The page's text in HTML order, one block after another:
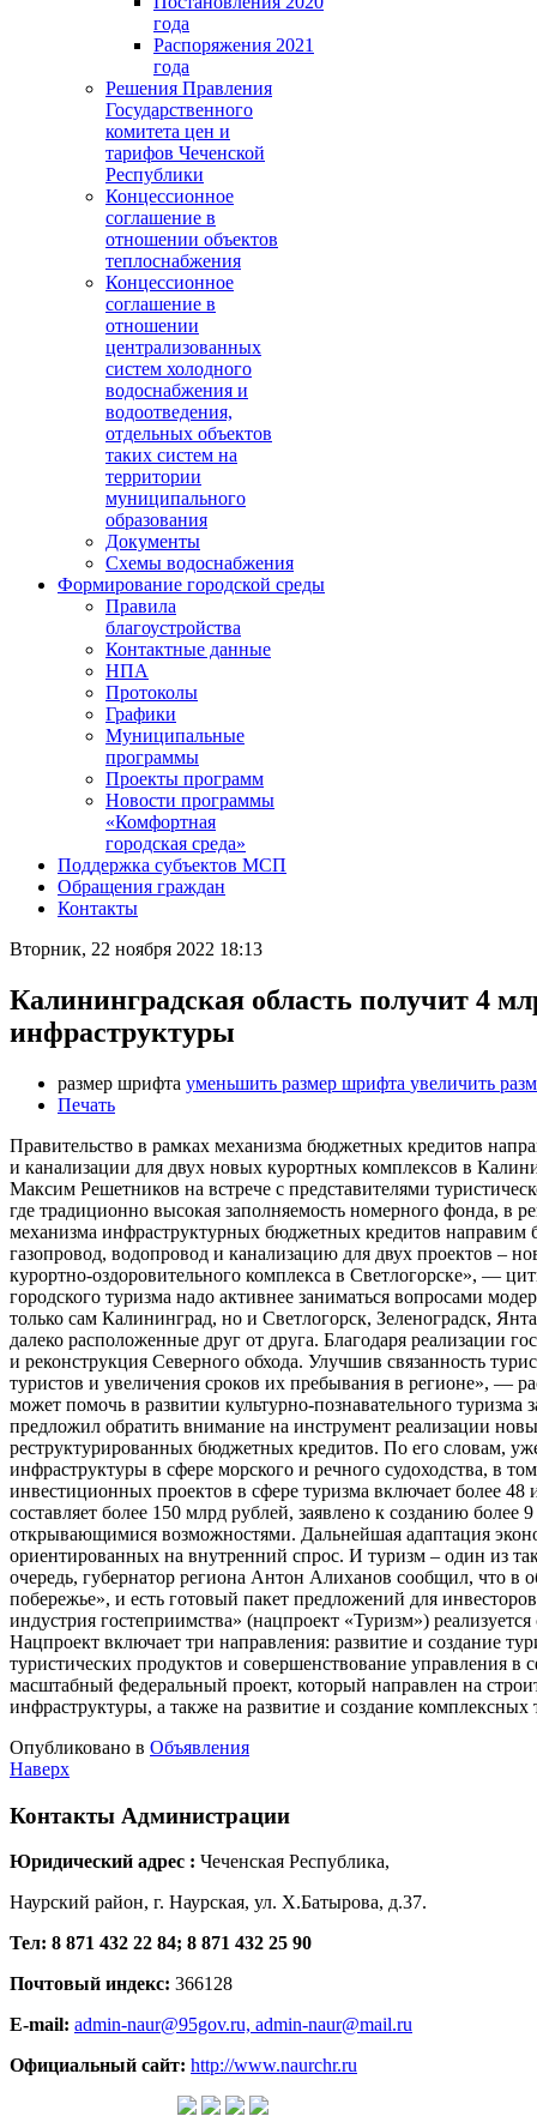
года
Распоряжения 2021
года
Решения Правления
Государственного
комитета цен и
тарифов Чеченской
Республики
Концессионное
соглашение в
отношении объектов
теплоснабжения
Концессионное
соглашение в
отношении
централизованных
систем холодного
водоснабжения и
водоотведения,
отдельных объектов
таких систем на
территории
муниципального
образования
Документы
Схемы водоснабжения
Формирование городской среды
Правила
благоустройства
Контактные данные
НПА
Протоколы
Графики
Муниципальные
программы
Проекты программ
Новости программы
«Комфортная
городская среда»
Поддержка субъектов МСП
Обращения граждан
Контакты
Вторник, 22 ноября 2022 18:13
Калининградская область получит 4
инфраструктуры
размер шрифта уменьшить размер шрифта увеличить
Печать
Правительство в рамках механизма бюджетных кредитов
и канализации для двух новых курортных комплексов в
Максим Решетников на встрече с представителями
где традиционно высокая заполняемость номерного фонда, в
механизма инфраструктурных бюджетных кредитов направим
газопровод, водопровод и канализацию для двух проектов –
курортно-оздоровительного комплекса в Светлогорске», —
городского туризма надо активнее заниматься вопросами
только сам Калининград, но и Светлогорск, Зеленоградск,
далеко расположенные друг от друга. Благодаря реализации
и реконструкция Северного обхода. Улучшив связанность
туристов и увеличения сроков их пребывания в регионе», —
может помочь в развитии культурно-познавательного
предложил обратить внимание на инструмент реализации
реструктурированных бюджетных кредитов. По его словам,
инфраструктуры в сфере морского и речного судоходства, в
инвестиционных проектов в сфере туризма включает более
составляет более 150 млрд рублей, заявлено к созданию
открывающимися возможностями. Дальнейшая адаптация
ориентированных на внутренний спрос. И туризм – один из
очередь, губернатор региона Антон Алиханов сообщил, что в
побережье», и есть готовый пакет предложений для
индустрия гостеприимства» (нацпроект «Туризм»)
Нацпроект включает три направления: развитие и создание
туристических продуктов и совершенствование управления
масштабный федеральный проект, который направлен на
инфраструктуры, а также на развитие и создание
Опубликовано в Объявления
Наверх
Контакты Администрации
Юридический адрес : Чеченская Республика,
Наурский район, г. Наурская, ул. Х.Батырова, д.37.
Тел: 8 871 432 22 84; 8 871 432 25 90
Почтовый индекс: 366128
E-mail: admin-naur@95gov.ru, admin-naur@mail.ru
Официальный сайт: http://www.naurchr.ru